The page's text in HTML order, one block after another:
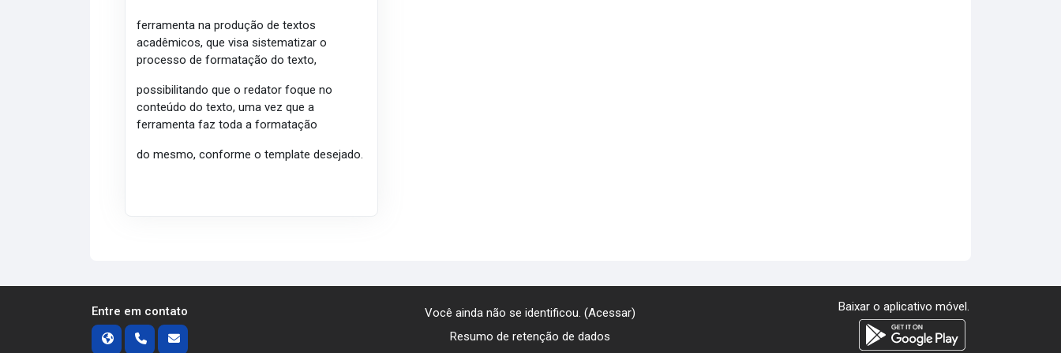
ferramenta na produção de textos
acadêmicos, que visa sistematizar o
processo de formatação do texto,
possibilitando que o redator foque no
conteúdo do texto, uma vez que a
ferramenta faz toda a formatação
do mesmo, conforme o template desejado.
Entre em contato Você ainda não se identificou. (Acessar)
Resumo de retenção de dados
Baixar o aplicativo móvel.